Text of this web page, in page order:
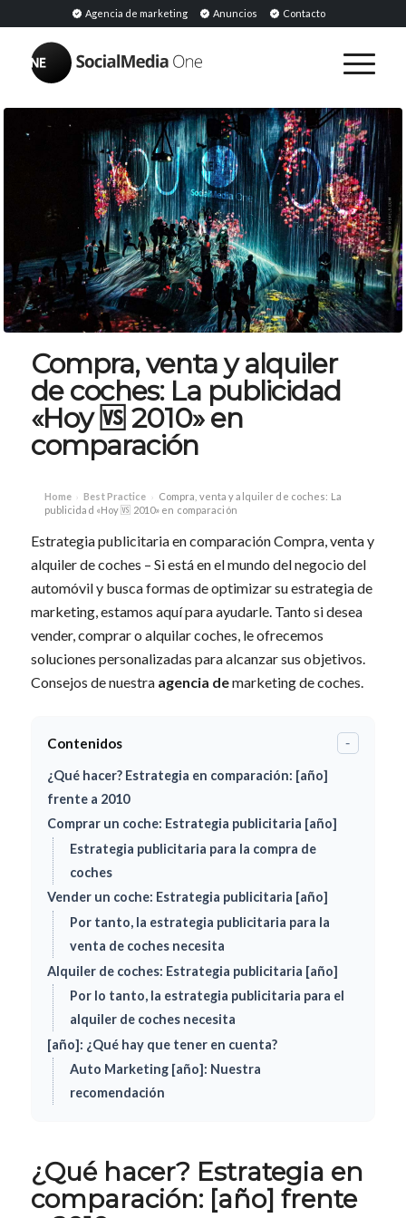
Agencia de marketing Anuncios Contacto
Compra, venta y alquiler
de coches: La publicidad
«Hoy 🆚 2010» en
comparación
Home › Best Practice › Compra, venta y alquiler de coches: La
publicidad «Hoy 🆚 2010» en comparación
Estrategia publicitaria en comparación Compra, venta y
alquiler de coches – Si está en el mundo del negocio del
automóvil y busca formas de optimizar su estrategia de
marketing, estamos aquí para ayudarle. Tanto si desea
vender, comprar o alquilar coches, le ofrecemos
soluciones personalizadas para alcanzar sus objetivos.
Consejos de nuestra agencia demarketing de coches.
Contenidos -
¿Qué hacer? Estrategia en comparación: [año]
frente a 2010
Comprar un coche: Estrategia publicitaria [año]
Estrategia publicitaria para la compra de
coches
Vender un coche: Estrategia publicitaria [año]
Por tanto, la estrategia publicitaria para la
venta de coches necesita
Alquiler de coches: Estrategia publicitaria [año]
Por lo tanto, la estrategia publicitaria para el
alquiler de coches necesita
[año]: ¿Qué hay que tener en cuenta?
Auto Marketing [año]: Nuestra
recomendación
¿Qué hacer? Estrategia en
comparación: [año] frente